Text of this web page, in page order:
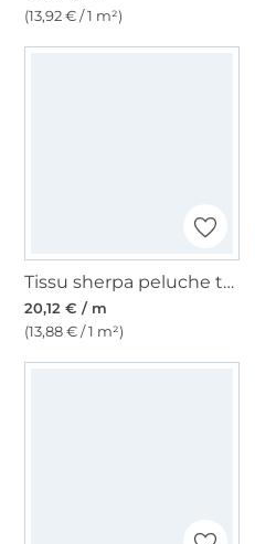
(13,92 € / 1 m²)
Tissu sherpa peluche teddy brodé léger, baie
20,12 € / m
(13,88 € / 1 m²)